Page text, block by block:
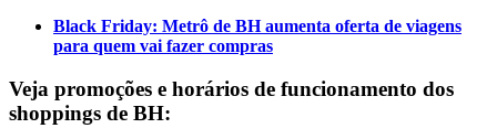
Black Friday: Metrô de BH aumenta oferta de viagens
para quem vai fazer compras
Veja promoções e horários de funcionamento dos
shoppings de BH: